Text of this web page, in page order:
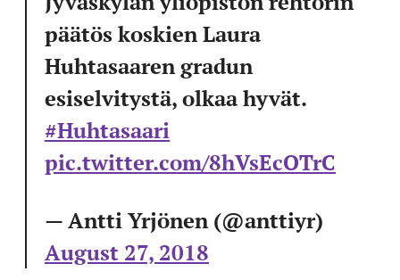
päätös koskien Laura
Huhtasaaren gradun
esiselvitystä, olkaa hyvät.
#Huhtasaari
pic.twitter.com/8hVsEcOTrC
— Antti Yrjönen (@anttiyr)
August 27, 2018